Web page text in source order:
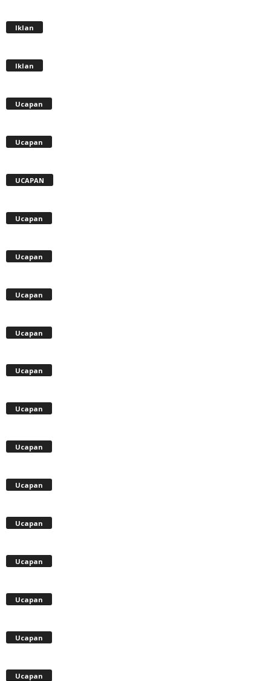
Iklan
Iklan
Ucapan
Ucapan
UCAPAN
Ucapan
Ucapan
Ucapan
Ucapan
Ucapan
Ucapan
Ucapan
Ucapan
Ucapan
Ucapan
Ucapan
Ucapan
Ucapan